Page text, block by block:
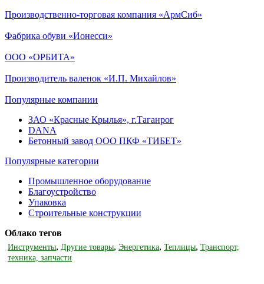
Производственно-торговая компания «АрмСиб»
Фабрика обуви «Ионесси»
ООО «ОРБИТА»
Производитель валенок «И.П. Михайлов»
Популярные компании
ЗАО «Красные Крылья», г.Таганрог
DANA
Бетонный завод ООО ПКФ «ТИБЕТ»
Популярные категории
Промышленное оборудование
Благоустройство
Упаковка
Строительные конструкции
Облако тегов
Инструменты, Другие товары, Энергетика, Теплицы, Транспорт,
техника, запчасти